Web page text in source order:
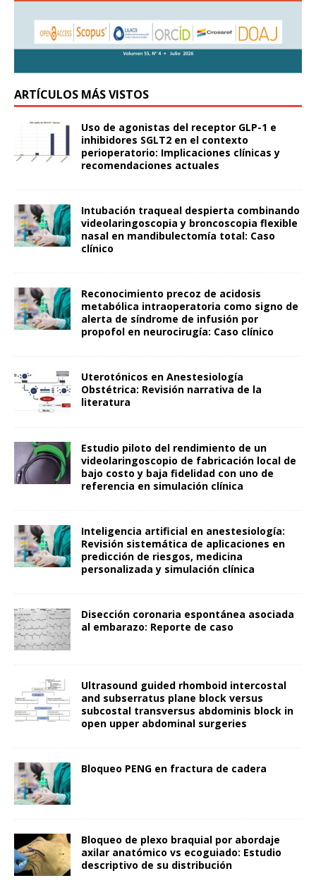
ARTÍCULOS MÁS VISTOS
Uso de agonistas del receptor GLP-1 e
inhibidores SGLT2 en el contexto
perioperatorio: Implicaciones clínicas y
recomendaciones actuales
Intubación traqueal despierta combinando
videolaringoscopia y broncoscopia flexible
nasal en mandibulectomía total: Caso
clínico
Reconocimiento precoz de acidosis
metabólica intraoperatoria como signo de
alerta de síndrome de infusión por
propofol en neurocirugía: Caso clínico
Uterotónicos en Anestesiología
Obstétrica: Revisión narrativa de la
literatura
Estudio piloto del rendimiento de un
videolaringoscopio de fabricación local de
bajo costo y baja fidelidad con uno de
referencia en simulación clínica
Inteligencia artificial en anestesiología:
Revisión sistemática de aplicaciones en
predicción de riesgos, medicina
personalizada y simulación clínica
Disección coronaria espontánea asociada
al embarazo: Reporte de caso
Ultrasound guided rhomboid intercostal
and subserratus plane block versus
subcostal transversus abdominis block in
open upper abdominal surgeries
Bloqueo PENG en fractura de cadera
Bloqueo de plexo braquial por abordaje
axilar anatómico vs ecoguiado: Estudio
descriptivo de su distribución